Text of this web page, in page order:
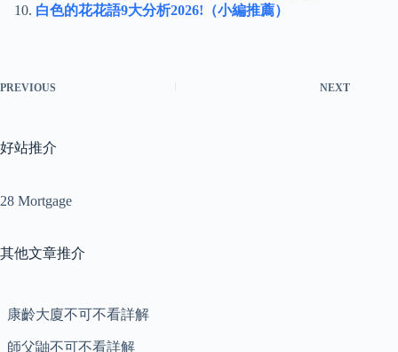
白色的花花語9大分析2026!（小編推薦）
PREVIOUS NEXT
好站推介
28 Mortgage
其他文章推介
康齡大廈不可不看詳解
師父鼬不可不看詳解